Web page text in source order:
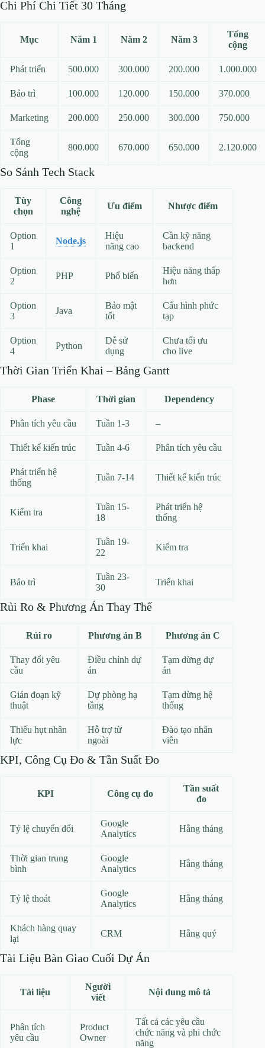
Chi Phí Chi Tiết 30 Tháng
Mục Năm 1 Năm 2 Năm 3
Tổng
cộng
Phát triển 500.000 300.000 200.000 1.000.000
Bảo trì 100.000 120.000 150.000 370.000
Marketing 200.000 250.000 300.000 750.000
Tổng
cộng
800.000 670.000 650.000 2.120.000
So Sánh Tech Stack
Tùy
chọn
Công
nghệ
Ưu điểm Nhược điểm
Option
1
Node.js
Hiệu
năng cao
Cần kỹ năng
backend
Option
2
PHP Phổ biến
Hiệu năng thấp
hơn
Option
3
Java
Bảo mật
tốt
Cấu hình phức
tạp
Option
4
Python
Dễ sử
dụng
Chưa tối ưu
cho live
Thời Gian Triển Khai – Bảng Gantt
Phase Thời gian Dependency
Phân tích yêu cầu Tuần 1-3 –
Thiết kế kiến trúc Tuần 4-6 Phân tích yêu cầu
Phát triển hệ
thống
Tuần 7-14 Thiết kế kiến trúc
Kiểm tra
Tuần 15-
18
Phát triển hệ
thống
Triển khai
Tuần 19-
22
Kiểm tra
Bảo trì
Tuần 23-
30
Triển khai
Rủi Ro & Phương Án Thay Thế
Rủi ro Phương án B Phương án C
Thay đổi yêu
cầu
Điều chỉnh dự
án
Tạm dừng dự
án
Gián đoạn kỹ
thuật
Dự phòng hạ
tầng
Tạm dừng hệ
thống
Thiếu hụt nhân
lực
Hỗ trợ từ
ngoài
Đào tạo nhân
viên
KPI, Công Cụ Đo & Tần Suất Đo
KPI Công cụ đo
Tần suất
đo
Tỷ lệ chuyển đổi
Google
Analytics
Hằng tháng
Thời gian trung
bình
Google
Analytics
Hằng tháng
Tỷ lệ thoát
Google
Analytics
Hằng tháng
Khách hàng quay
lại
CRM Hằng quý
Tài Liệu Bàn Giao Cuối Dự Án
Tài liệu
Người
viết
Nội dung mô tả
Phân tích
yêu cầu
Product
Owner
Tất cả các yêu cầu
chức năng và phi chức
năng